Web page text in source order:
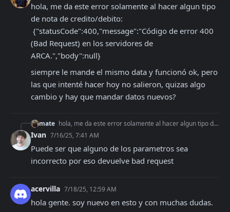
hola, me da este error solamente al hacer algun tipo
de nota de credito/debito:
(Bad Request) en los servidores de
ARCA.","body":null}
siempre le mande el mismo data y funcionó ok, pero
las que intenté hacer hoy no salieron, quizas algo
cambio y hay que mandar datos nuevos?
mate hola, me da este error solamente al hacer algun tipo de nota de credito/debito: {"statusCode":400,"message":"Código de error 400 (Bad Request) en los servidore
Ivan 7/16/25, 7:41 AM
Puede ser que alguno de los parametros sea
incorrecto por eso devuelve bad request
acervilla 7/18/25, 12:59 AM
hola gente. soy nuevo en esto y con muchas dudas.